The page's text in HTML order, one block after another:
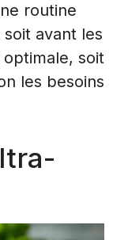
routine
avant les
soit
les besoins